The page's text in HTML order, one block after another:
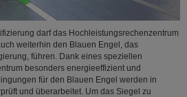
darf das Hochleistungsrechenzentrum
weiterhin den Blauen Engel, das
führen. Dank eines speziellen
besonders energieeffizient und
für den Blauen Engel werden in
und überarbeitet. Um das Siegel zu